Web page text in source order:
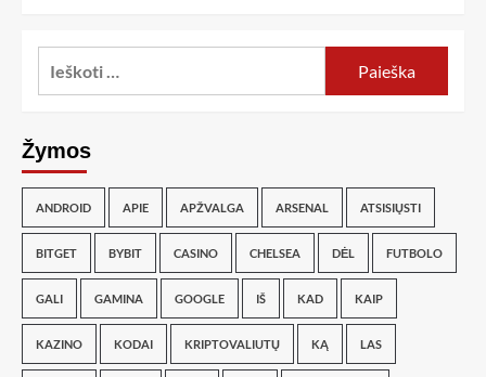
Žymos
ANDROID APIE APŽVALGA ARSENAL ATSISIŲSTI
BITGET BYBIT CASINO CHELSEA DĖL FUTBOLO
GALI GAMINA GOOGLE IŠ KAD KAIP
KAZINO KODAI KRIPTOVALIUTŲ KĄ LAS